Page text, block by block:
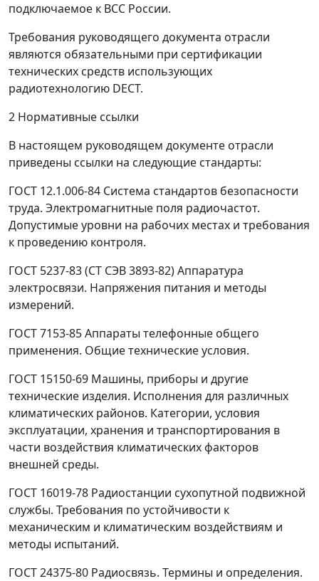
подключаемое к ВСС России.
Требования руководящего документа отрасли
являются обязательными при сертификации
технических средств использующих
радиотехнологию DECT.
2 Нормативные ссылки
В настоящем руководящем документе отрасли
приведены ссылки на следующие стандарты:
ГОСТ 12.1.006-84 Система стандартов безопасности
труда. Электромагнитные поля радиочастот.
Допустимые уровни на рабочих местах и требования
к проведению контроля.
ГОСТ 5237-83 (СТ СЭВ 3893-82) Аппаратура
электросвязи. Напряжения питания и методы
измерений.
ГОСТ 7153-85 Аппараты телефонные общего
применения. Общие технические условия.
ГОСТ 15150-69 Машины, приборы и другие
технические изделия. Исполнения для различных
климатических районов. Категории, условия
эксплуатации, хранения и транспортирования в
части воздействия климатических факторов
внешней среды.
ГОСТ 16019-78 Радиостанции сухопутной подвижной
службы. Требования по устойчивости к
механическим и климатическим воздействиям и
методы испытаний.
ГОСТ 24375-80 Радиосвязь. Термины и определения.